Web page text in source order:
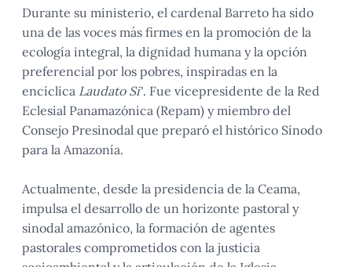
Durante su ministerio, el cardenal Barreto ha sido
una de las voces más firmes en la promoción de la
ecología integral, la dignidad humana y la opción
preferencial por los pobres, inspiradas en la
encíclica Laudato Si’. Fue vicepresidente de la Red
Eclesial Panamazónica (Repam) y miembro del
Consejo Presinodal que preparó el histórico Sínodo
para la Amazonía.
Actualmente, desde la presidencia de la Ceama,
impulsa el desarrollo de un horizonte pastoral y
sinodal amazónico, la formación de agentes
pastorales comprometidos con la justicia